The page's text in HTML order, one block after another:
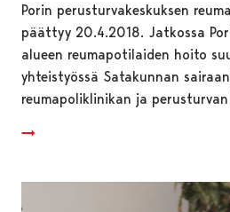
Porin perusturvakeskuksen
päättyy 20.4.2018. Jatkossa
alueen reumapotilaiden hoito
yhteistyössä Satakunnan
reumapoliklinikan ja perusturvan